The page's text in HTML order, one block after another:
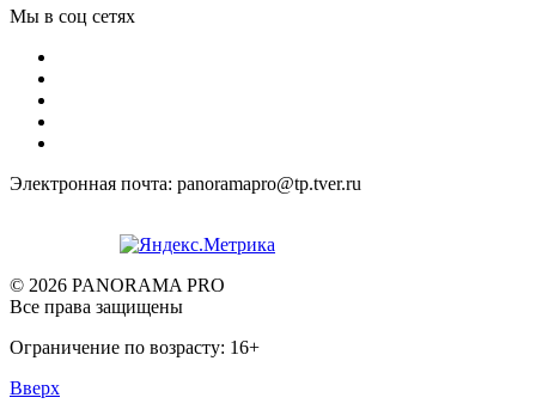
Мы в соц сетях
Электронная почта: panoramapro@tp.tver.ru
© 2026 PANORAMA PRO
Все права защищены
Ограничение по возрасту: 16+
Вверх